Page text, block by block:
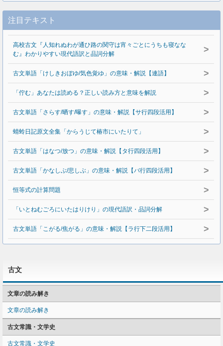
注目テキスト
高校古文『人知れぬわが通ひ路の関守は宵々ごとにうちも寝なな
む』わかりやすい現代語訳と品詞分解
>
古文単語「けしきおぼゆ/気色覚ゆ」の意味・解説【連語】 >
「佇む」あなたは読める？正しい読み方と意味を解説 >
古文単語「さらす/晒す/曝す」の意味・解説【サ行四段活用】 >
蜻蛉日記原文全集「からうじて椿市にいたりて」 >
古文単語「はなつ/放つ」の意味・解説【タ行四段活用】 >
古文単語「かなしぶ/悲しぶ」の意味・解説【バ行四段活用】 >
恒等式の計算問題 >
「いとねむごろにいたはりけり」の現代語訳・品詞分解 >
古文単語「こがる/焦がる」の意味・解説【ラ行下二段活用】 >
古文
文章の読み解き
文章の読み解き
古文常識・文学史
古文常識・文学史